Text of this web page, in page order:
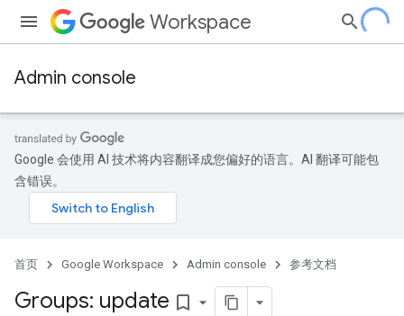
Workspace
Admin console
Google 会使用 AI 技术将内容翻译成您偏好的语言。AI 翻译可能包
含错误。
首页 Google Workspace Admin console 参考文档
Groups: update bookmark_border